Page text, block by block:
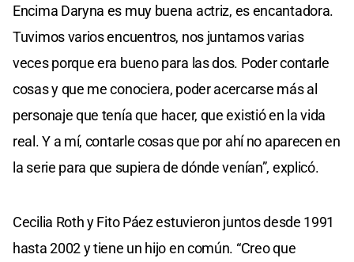
Encima Daryna es muy buena actriz, es encantadora.
Tuvimos varios encuentros, nos juntamos varias
veces porque era bueno para las dos. Poder contarle
cosas y que me conociera, poder acercarse más al
personaje que tenía que hacer, que existió en la vida
real. Y a mí, contarle cosas que por ahí no aparecen en
la serie para que supiera de dónde venían”, explicó.
Cecilia Roth y Fito Páez estuvieron juntos desde 1991
hasta 2002 y tiene un hijo en común. “Creo que